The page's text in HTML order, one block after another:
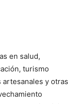
en salud,
turismo
y otras